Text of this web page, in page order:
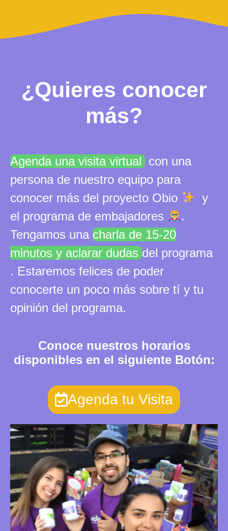
¿Quieres conocer
más?
Agenda una visita virtual con una
persona de nuestro equipo para
conocer más del proyecto Obio
y
el programa de embajadores
.
Tengamos una charla de 15-20
minutos y aclarar dudasdel programa
. Estaremos felices de poder
conocerte un poco más sobre tí y tu
opinión del programa.
Conoce nuestros horarios
disponibles en el siguiente Botón:
Agenda tu Visita